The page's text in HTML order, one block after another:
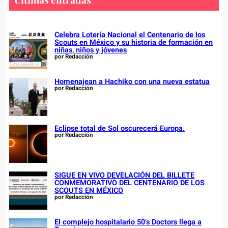
h
Celebra Lotería Nacional el Centenario de los
Scouts en México y su historia de formación en
niñas, niños y jóvenes
por Redacción
Homenajean a Hachiko con una nueva estatua
por Redacción
Eclipse total de Sol oscurecerá Europa.
por Redacción
SIGUE EN VIVO DEVELACIÓN DEL BILLETE
CONMEMORATIVO DEL CENTENARIO DE LOS
SCOUTS EN MÉXICO
por Redacción
El complejo hospitalario 50’s Doctors llega a